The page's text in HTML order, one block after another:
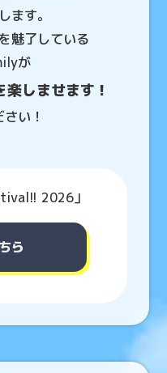
ます。
魅了している
が
しませます！
い！
2026」
ら